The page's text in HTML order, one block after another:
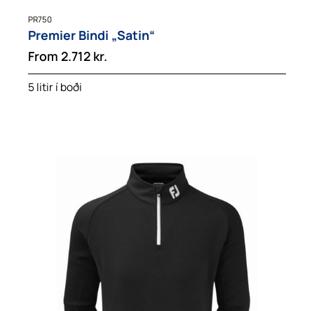
PR750
Premier Bindi „Satin“
From 2.712 kr.
5 litir í boði